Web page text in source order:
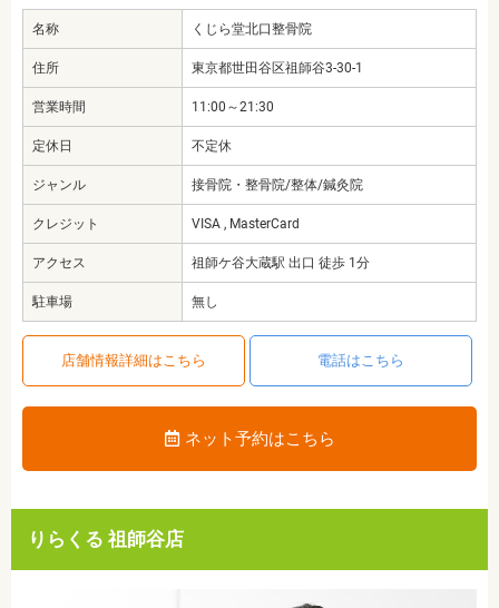
名称 くじら堂北口整骨院
住所 東京都世田谷区祖師谷3-30-1
営業時間 11:00～21:30
定休日 不定休
ジャンル 接骨院・整骨院/整体/鍼灸院
クレジット VISA , MasterCard
アクセス 祖師ケ谷大蔵駅 出口 徒歩 1分
駐車場 無し
店舗情報詳細はこちら 電話はこちら
ネット予約はこちら
りらくる 祖師谷店